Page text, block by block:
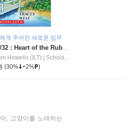
게 주어진 새로운 임무
Dragon Masters #32 : Heart of the Ruby Dragon (A Branches Book)
Howells (ILT)
Scholastic Inc
(30% +2% )
, 고양이를 노래하는